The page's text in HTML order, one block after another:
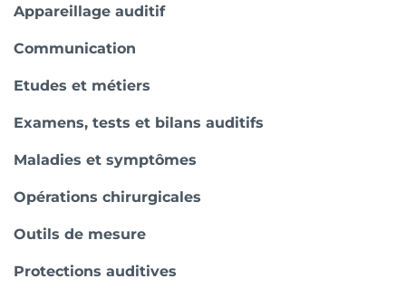
Appareillage auditif
Communication
Etudes et métiers
Examens, tests et bilans auditifs
Maladies et symptômes
Opérations chirurgicales
Outils de mesure
Protections auditives